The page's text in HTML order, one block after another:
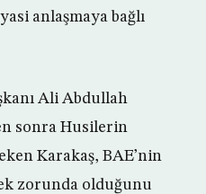
anlaşmaya bağlı
Ali Abdullah
sonra Husilerin
Karakaş, BAE’nin
zorunda olduğunu